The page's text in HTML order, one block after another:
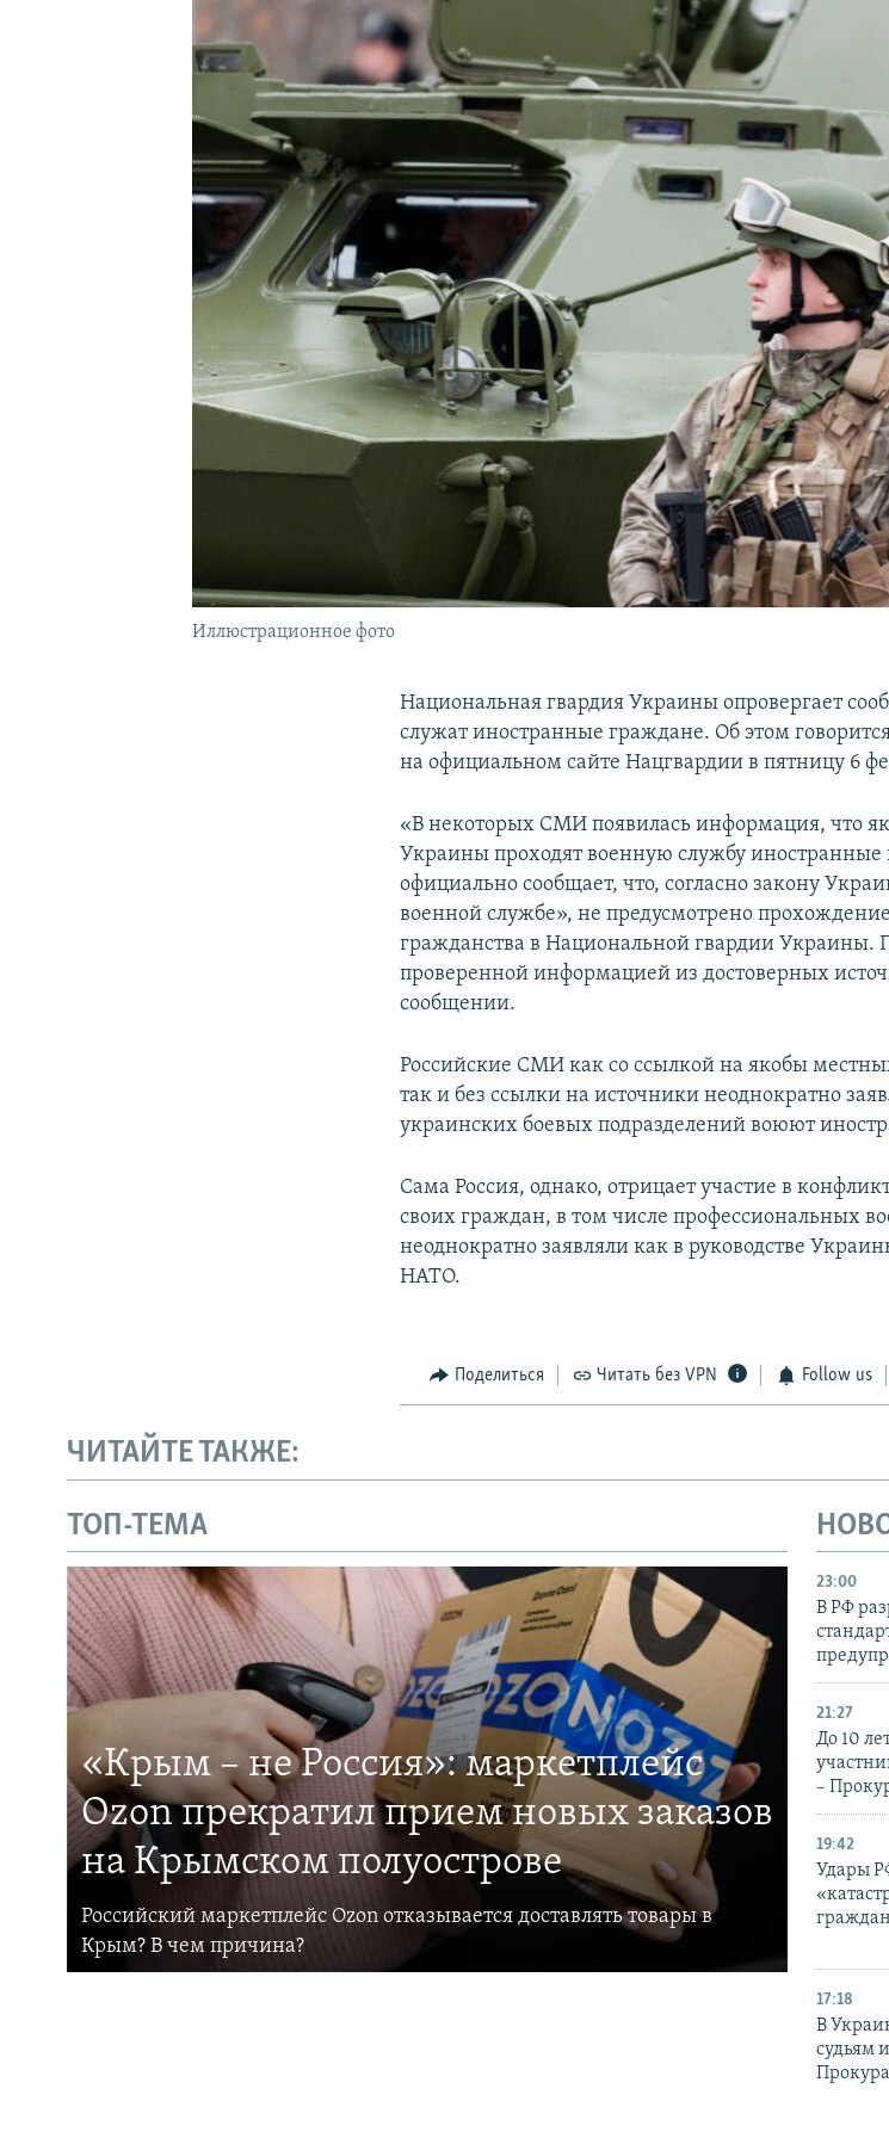
КРЫМ.НЕПОКОРЕННЫЙ
УКРАИНСКАЯ ПРОБЛЕМА КРЫМА
Иллюстрационное фото
Национальная гвардия Украины опровергает
служат иностранные граждане. Об этом
на официальном сайте Нацгвардии в пятницу 6
«В некоторых СМИ появилась информация, что
Украины проходят военную службу
официально сообщает, что, согласно закону
военной службе», не предусмотрено
гражданства в Национальной гвардии Украины.
проверенной информацией из достоверных
сообщении.
Российские СМИ как со ссылкой на якобы
так и без ссылки на источники неоднократно
украинских боевых подразделений воюют
Сама Россия, однако, отрицает участие в
своих граждан, в том числе профессиональных
неоднократно заявляли как в руководстве
НАТО.
Поделиться Читать без VPN Follow us
ЧИТАЙТЕ ТАКЖЕ:
ТОП-ТЕМА
«Крым – не Россия»: маркетплейс
Ozon прекратил прием новых заказов
на Крымском полуострове
Российский маркетплейс Ozon отказывается доставлять товары в
Крым? В чем причина?
23:00
В РФ
21:27
До 10
–
19:42
Удары
17:18
В
судьям